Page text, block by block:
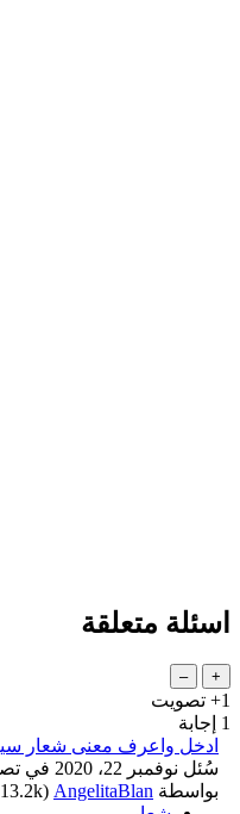
اسئلة متعلقة
+1 تصويت
1 إجابة
ادخل واعرف معنى شعار
سُئل نوفمبر 22، 2020 في
بواسطة AngelitaBlan
(
13.2k